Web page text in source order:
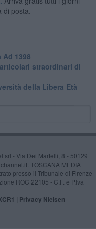
posta.
1398
straordinari di
della Libera Età
srl - Via Dei Martelli, 8 - 50129
TOSCANA MEDIA
presso il Tribunale di Firenze
ROC 22105 - C.F. e P.Iva
| Privacy Nielsen